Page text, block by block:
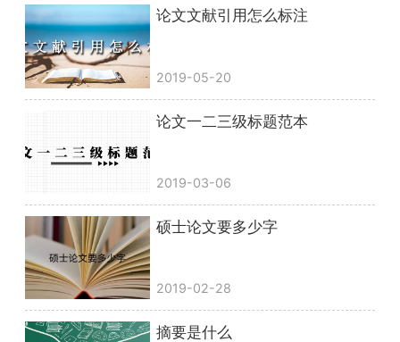
论文文献引用怎么标注
2019-05-20
论文一二三级标题范本
2019-03-06
硕士论文要多少字
2019-02-28
摘要是什么